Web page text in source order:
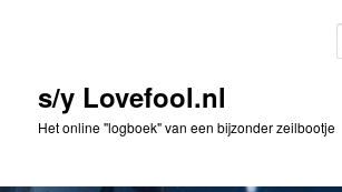
inhoud
inhouds/y Lovefool.nl
Het online "logboek" van een bijzonder zeilbootje